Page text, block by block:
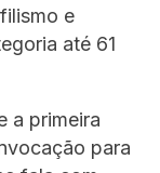
e
até 61
a primeira
para